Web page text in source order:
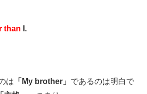
than I.
は 「My brother」 であるのは明白で